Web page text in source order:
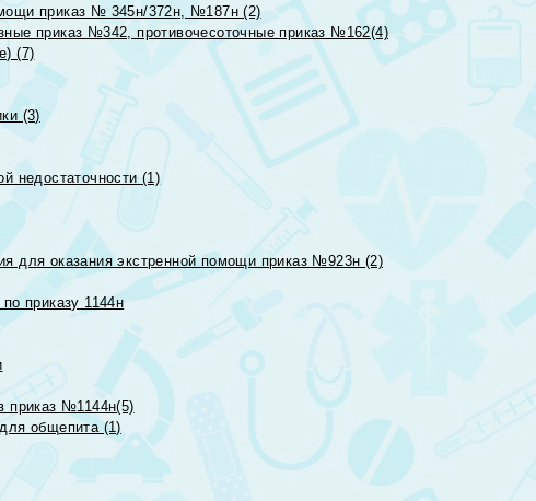
приказ № 345н/372н, №187н (2)
приказ №342, противочесоточные приказ №162(4)
(7)
(3)
недостаточности (1)
для оказания экстренной помощи приказ №923н (2)
приказу 1144н
приказ №1144н(5)
общепита (1)